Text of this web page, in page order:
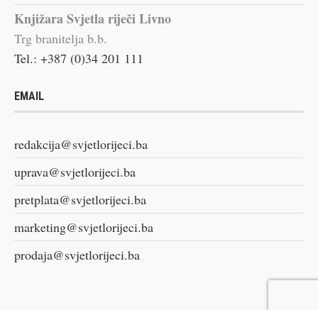
Knjižara Svjetla riječi Livno
Trg branitelja b.b.
Tel.: +387 (0)34 201 111
EMAIL
redakcija@svjetlorijeci.ba
uprava@svjetlorijeci.ba
pretplata@svjetlorijeci.ba
marketing@svjetlorijeci.ba
prodaja@svjetlorijeci.ba